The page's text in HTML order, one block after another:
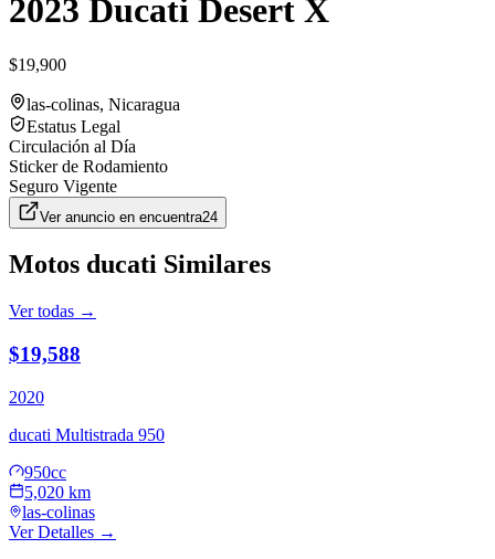
2023 Ducati Desert X
$19,900
las-colinas, Nicaragua
Estatus Legal
Circulación al Día
Sticker de Rodamiento
Seguro Vigente
Ver anuncio en encuentra24
Motos ducati Similares
Ver todas →
$19,588
2020
ducati Multistrada 950
950cc
5,020 km
las-colinas
Ver Detalles →